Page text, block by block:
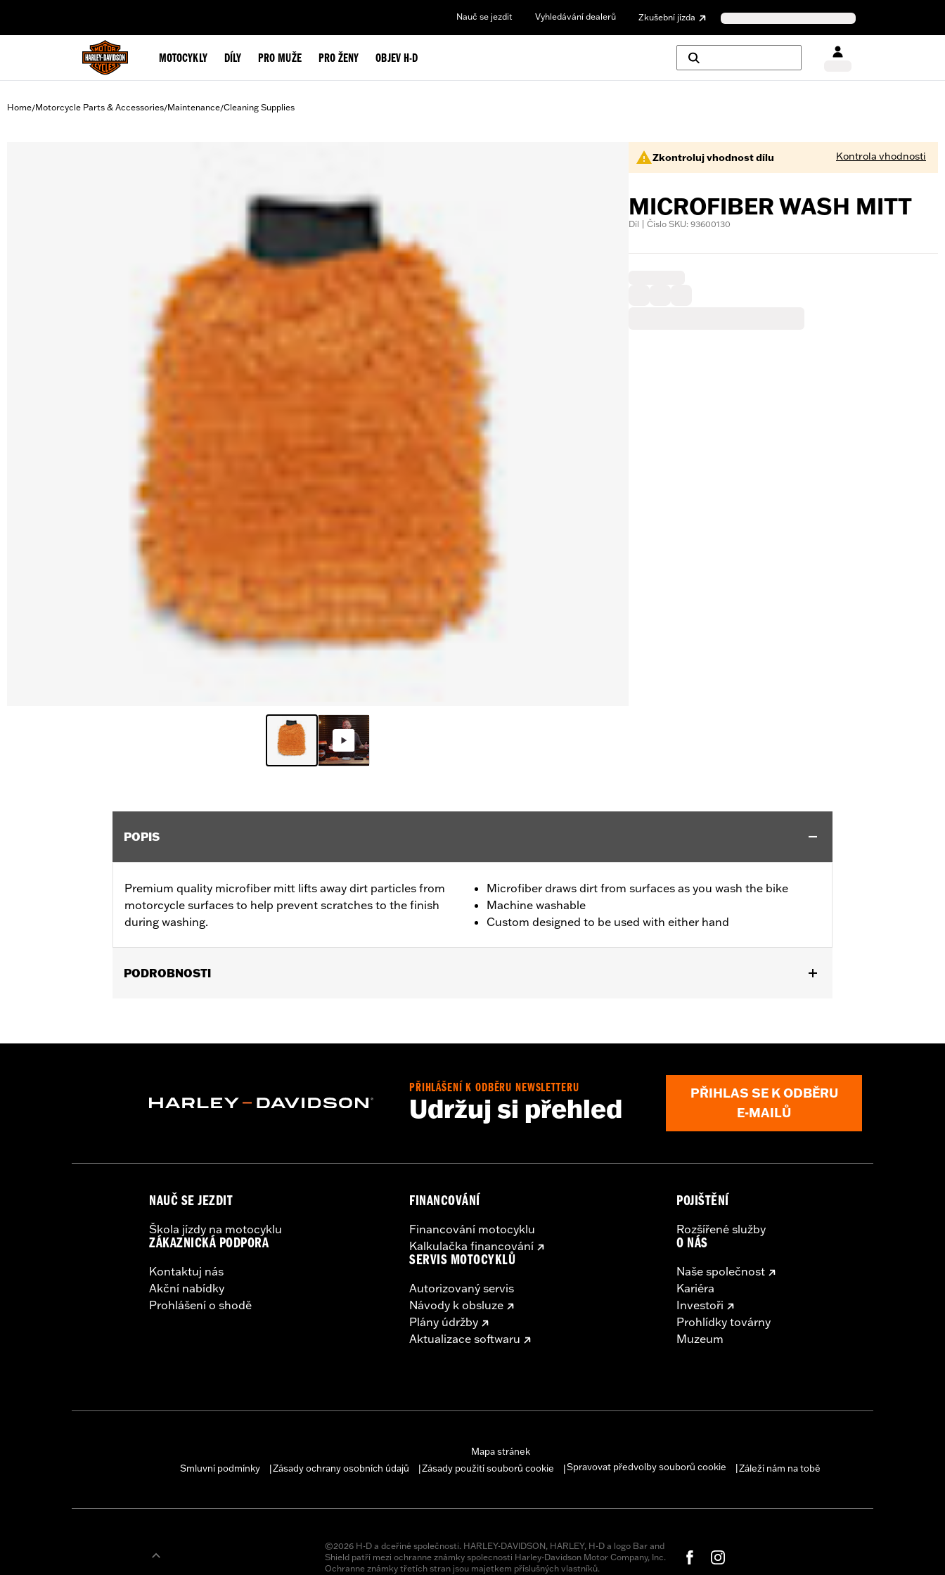
Nauč se jezdit Vyhledávání dealerů Zkušební jízda
MOTOCYKLY DÍLY PRO MUŽE PRO ŽENY OBJEV H-D
Home/Motorcycle Parts & Accessories/Maintenance/Cleaning Supplies
Zkontroluj vhodnost dílu Kontrola vhodnosti
MICROFIBER WASH MITT
Díl | Číslo SKU: 93600130
POPIS
Premium quality microfiber mitt lifts away dirt particles from
motorcycle surfaces to help prevent scratches to the finish
during washing.
Microfiber draws dirt from surfaces as you wash the bike
Machine washable
Custom designed to be used with either hand
PODROBNOSTI
Sold In Units:Each
PŘIHLÁŠENÍ K ODBĚRU NEWSLETTERU
Udržuj si přehled
PŘIHLAS SE K ODBĚRU
E-MAILŮ
NAUČ SE JEZDIT
Škola jízdy na motocyklu
ZÁKAZNICKÁ PODPORA
Kontaktuj nás
Akční nabídky
Prohlášení o shodě
FINANCOVÁNÍ
Financování motocyklu
Kalkulačka financování
SERVIS MOTOCYKLŮ
Autorizovaný servis
Návody k obsluze
Plány údržby
Aktualizace softwaru
POJIŠTĚNÍ
Rozšířené služby
O NÁS
Naše společnost
Kariéra
Investoři
Prohlídky továrny
Muzeum
Mapa stránek
Smluvní podmínky
Zásady ochrany osobních údajů Zásady použití souborů cookie Spravovat předvolby souborů cookie Záleží nám na tobě
©2026 H-D a dceřiné společnosti. HARLEY-DAVIDSON, HARLEY, H-D a logo Bar and
Shield patří mezi ochranne známky spolecnosti Harley-Davidson Motor Company, Inc.
Ochranne známky třetích stran jsou majetkem příslušných vlastníků.